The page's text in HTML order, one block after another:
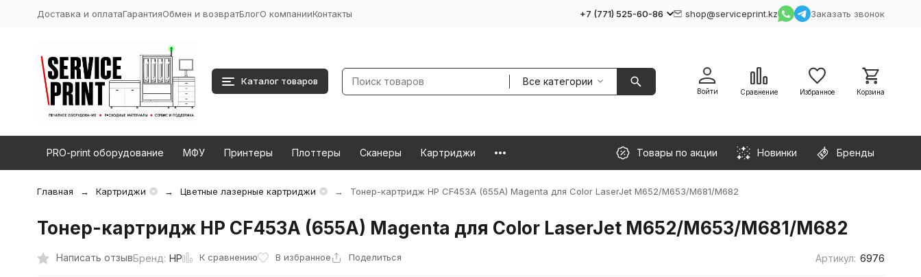
Доставка и оплатаГарантияОбмен и возвратБлогО компанииКонтакты +7 (771) 525-60-86 shop@serviceprint.kz Заказать звонок
Каталог товаров Все категории
Войти Сравнение Избранное Корзина
PRO-print оборудование МФУ Принтеры Плоттеры Сканеры Картриджи Товары по акции Новинки Бренды
Главная Картриджи Цветные лазерные картриджи Тонер-картридж HP CF453A (655A) Magenta для Color LaserJet M652/M653/M681/M682
Тонер-картридж HP CF453A (655A) Magenta для Color LaserJet M652/M653/M681/M682
Написать отзывБренд: HP К сравнению В избранное Поделиться Артикул: 6976